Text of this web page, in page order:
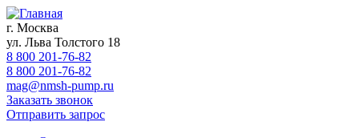
г. Москва
ул. Льва Толстого 18
8 800 201-76-82
8 800 201-76-82
mag@nmsh-pump.ru
Заказать звонок
Отправить запрос